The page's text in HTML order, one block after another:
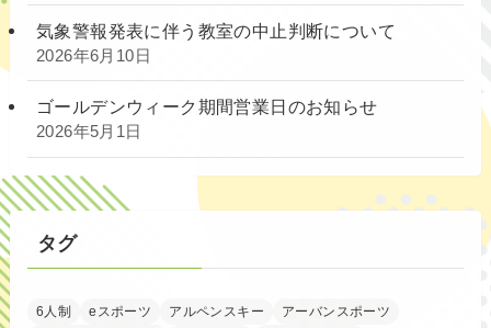
気象警報発表に伴う教室の中止判断について
2026年6月10日
ゴールデンウィーク期間営業日のお知らせ
2026年5月1日
タグ
6人制 eスポーツ アルペンスキー
アーバンスポーツ